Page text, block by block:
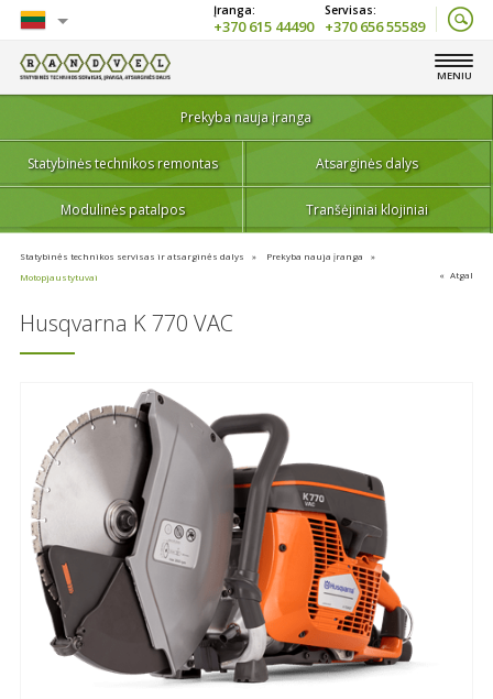
Lietuvių
English
+370 656 55589
+370 615 44490
MENIU
Prekyba nauja įranga
Statybinės technikos remontas Atsarginės dalys
Modulinės patalpos Tranšėjiniai klojiniai
Statybinės technikos servisas ir atsarginės dalys
Prekyba nauja įranga
Motopjaustytuvai
Atgal
Husqvarna K 770 VAC